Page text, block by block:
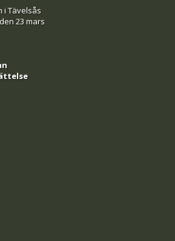
i Tävelsås
23 mars